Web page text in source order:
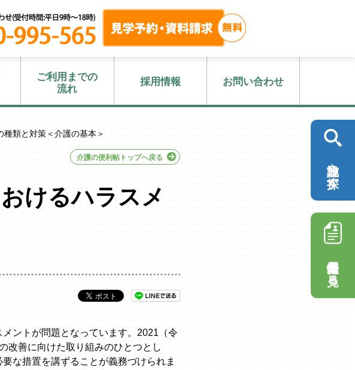
ご利用までの
流れ
採用情報 お問い合わせ
類と対策＜介護の基本＞
介護の便利帖トップへ戻る
けるハラスメ
ントが問題となっています。2021（令
改善に向けた取り組みのひとつとし
な措置を講ずることが義務づけられま
施設を探す
採用情報を
見る